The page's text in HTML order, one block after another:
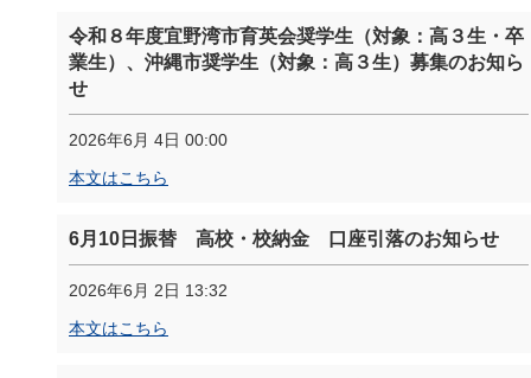
令和８年度宜野湾市育英会奨学生（対象：高３生・卒
業生）、沖縄市奨学生（対象：高３生）募集のお知ら
せ
2026年6月 4日 00:00
本文はこちら
6月10日振替 高校・校納金 口座引落のお知らせ
2026年6月 2日 13:32
本文はこちら